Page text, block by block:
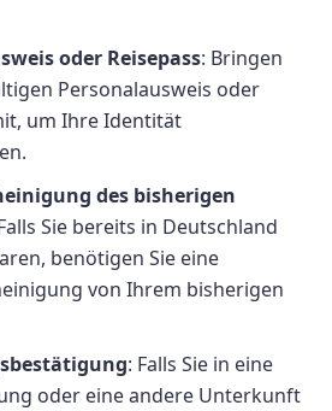
oder Reisepass: Bringen
Personalausweis oder
um Ihre Identität
des bisherigen
Sie bereits in Deutschland
benötigen Sie eine
von Ihrem bisherigen
: Falls Sie in eine
oder eine andere Unterkunft